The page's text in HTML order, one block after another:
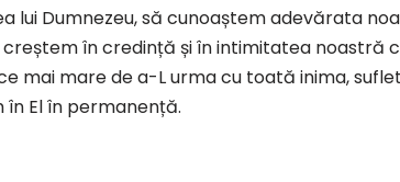
lui Dumnezeu, să cunoaștem adevărata
creștem în credință și în intimitatea noastră
mai mare de a-L urma cu toată inima,
El în permanență.